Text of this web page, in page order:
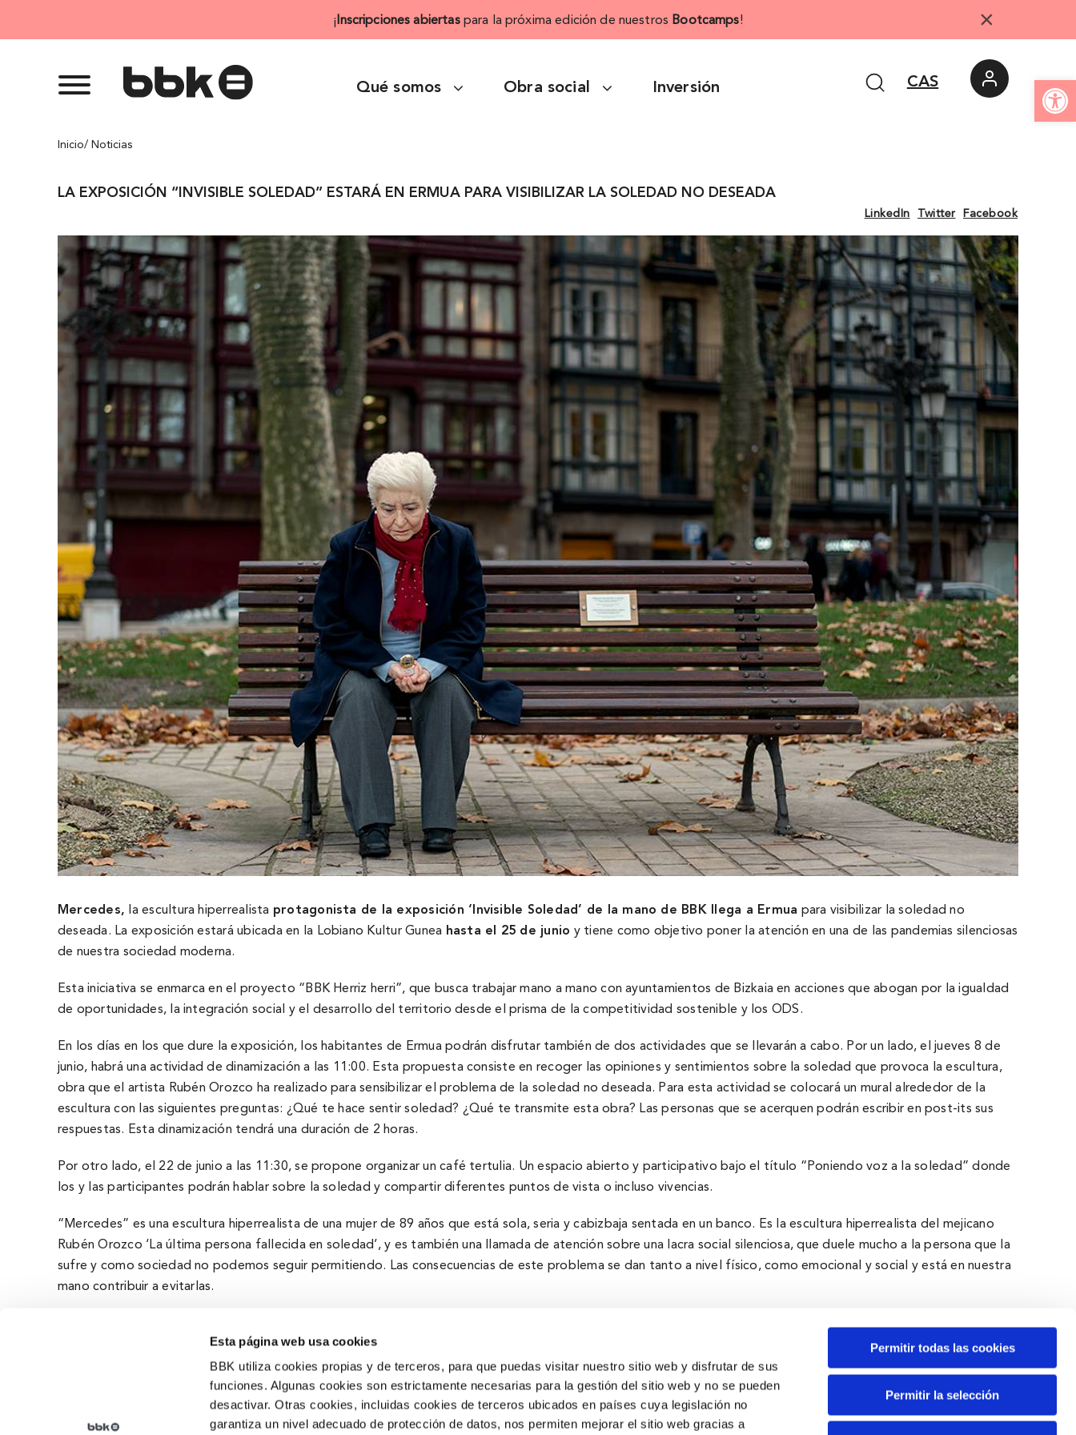
Abrir
Esta página web usa cookies
BBK utiliza cookies propias y de terceros, para que puedas visitar nuestro sitio web y disfrutar de sus
funciones. Algunas cookies son estrictamente necesarias para la gestión del sitio web y no se pueden
desactivar. Otras cookies, incluidas cookies de terceros ubicados en países cuya legislación no
garantiza un nivel adecuado de protección de datos, nos permiten mejorar el sitio web gracias a
Permitir todas las cookies
Permitir la selección
¡ Inscripciones abiertaspara la próxima edición de nuestros Bootcamps! ×
Qué somos Obra social Inversión CAS
Inicio/ Noticias
LA EXPOSICIÓN “INVISIBLE SOLEDAD” ESTARÁ EN ERMUA PARA VISIBILIZAR LA SOLEDAD NO DESEADA
LinkedIn Twitter Facebook
Mercedes, la escultura hiperrealista protagonista de la exposición ‘Invisible Soledad’ de la mano de BBK llega a Ermua para visibilizar la soledad no
deseada. La exposición estará ubicada en la Lobiano Kultur Gunea hasta el 25 de junio y tiene como objetivo poner la atención en una de las pandemias silenciosas
de nuestra sociedad moderna.
Esta iniciativa se enmarca en el proyecto “BBK Herriz herri”, que busca trabajar mano a mano con ayuntamientos de Bizkaia en acciones que abogan por la igualdad
de oportunidades, la integración social y el desarrollo del territorio desde el prisma de la competitividad sostenible y los ODS.
En los días en los que dure la exposición, los habitantes de Ermua podrán disfrutar también de dos actividades que se llevarán a cabo. Por un lado, el jueves 8 de
junio, habrá una actividad de dinamización a las 11:00. Esta propuesta consiste en recoger las opiniones y sentimientos sobre la soledad que provoca la escultura,
obra que el artista Rubén Orozco ha realizado para sensibilizar el problema de la soledad no deseada. Para esta actividad se colocará un mural alrededor de la
escultura con las siguientes preguntas: ¿Qué te hace sentir soledad? ¿Qué te transmite esta obra? Las personas que se acerquen podrán escribir en post-its sus
respuestas. Esta dinamización tendrá una duración de 2 horas.
Por otro lado, el 22 de junio a las 11:30, se propone organizar un café tertulia. Un espacio abierto y participativo bajo el título “Poniendo voz a la soledad” donde
los y las participantes podrán hablar sobre la soledad y compartir diferentes puntos de vista o incluso vivencias.
“Mercedes” es una escultura hiperrealista de una mujer de 89 años que está sola, seria y cabizbaja sentada en un banco. Es la escultura hiperrealista del mejicano
Rubén Orozco ‘La última persona fallecida en soledad’, y es también una llamada de atención sobre una lacra social silenciosa, que duele mucho a la persona que la
sufre y como sociedad no podemos seguir permitiendo. Las consecuencias de este problema se dan tanto a nivel físico, como emocional y social y está en nuestra
mano contribuir a evitarlas.
Obra Social
Espacios